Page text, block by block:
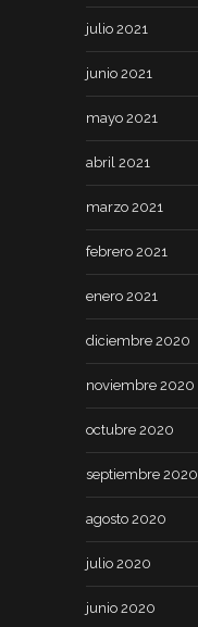
julio 2021
junio 2021
mayo 2021
abril 2021
marzo 2021
febrero 2021
enero 2021
diciembre 2020
noviembre 2020
octubre 2020
septiembre 2020
agosto 2020
julio 2020
junio 2020